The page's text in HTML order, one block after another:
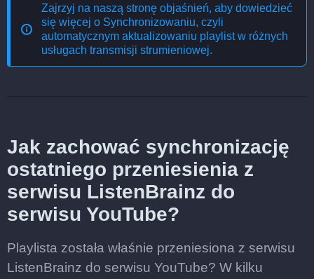
Zajrzyj na naszą stronę objaśnień, aby dowiedzieć
się więcej o Synchronizowaniu, czyli
automatycznym aktualizowaniu playlist w różnych
usługach transmisji strumieniowej.
Jak zachować synchronizację
ostatniego przeniesienia z
serwisu ListenBrainz do
serwisu YouTube?
Playlista została właśnie przeniesiona z serwisu
ListenBrainz do serwisu YouTube? W kilku